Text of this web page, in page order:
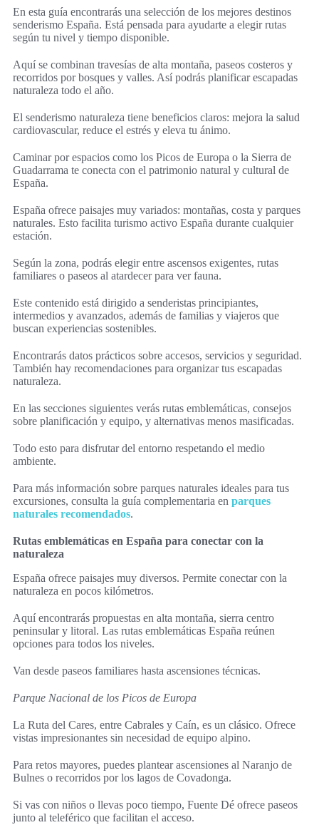
En esta guía encontrarás una selección de los mejores destinos
senderismo España. Está pensada para ayudarte a elegir rutas
según tu nivel y tiempo disponible.
Aquí se combinan travesías de alta montaña, paseos costeros y
recorridos por bosques y valles. Así podrás planificar escapadas
naturaleza todo el año.
El senderismo naturaleza tiene beneficios claros: mejora la salud
cardiovascular, reduce el estrés y eleva tu ánimo.
Caminar por espacios como los Picos de Europa o la Sierra de
Guadarrama te conecta con el patrimonio natural y cultural de
España.
España ofrece paisajes muy variados: montañas, costa y parques
naturales. Esto facilita turismo activo España durante cualquier
estación.
Según la zona, podrás elegir entre ascensos exigentes, rutas
familiares o paseos al atardecer para ver fauna.
Este contenido está dirigido a senderistas principiantes,
intermedios y avanzados, además de familias y viajeros que
buscan experiencias sostenibles.
Encontrarás datos prácticos sobre accesos, servicios y seguridad.
También hay recomendaciones para organizar tus escapadas
naturaleza.
En las secciones siguientes verás rutas emblemáticas, consejos
sobre planificación y equipo, y alternativas menos masificadas.
Todo esto para disfrutar del entorno respetando el medio
ambiente.
Para más información sobre parques naturales ideales para tus
excursiones, consulta la guía complementaria en parques
naturales recomendados.
Rutas emblemáticas en España para conectar con la
naturaleza
España ofrece paisajes muy diversos. Permite conectar con la
naturaleza en pocos kilómetros.
Aquí encontrarás propuestas en alta montaña, sierra centro
peninsular y litoral. Las rutas emblemáticas España reúnen
opciones para todos los niveles.
Van desde paseos familiares hasta ascensiones técnicas.
Parque Nacional de los Picos de Europa
La Ruta del Cares, entre Cabrales y Caín, es un clásico. Ofrece
vistas impresionantes sin necesidad de equipo alpino.
Para retos mayores, puedes plantear ascensiones al Naranjo de
Bulnes o recorridos por los lagos de Covadonga.
Si vas con niños o llevas poco tiempo, Fuente Dé ofrece paseos
junto al teleférico que facilitan el acceso.